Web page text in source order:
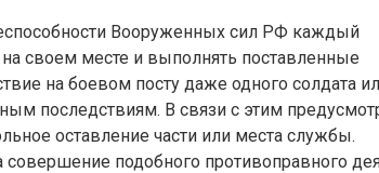
Вооруженных сил РФ каждый
своем месте и выполнять поставленные
на боевом посту даже одного солдата
последствиям. В связи с этим
оставление части или места службы.
подобного противоправного